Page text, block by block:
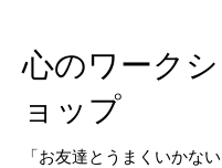
心のワークシ
ョップ
「お友達とうまくいかない